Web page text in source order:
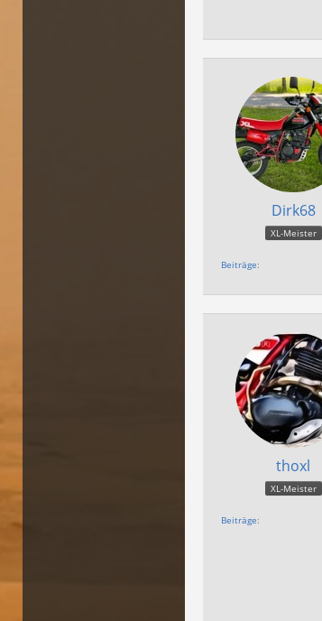
Dirk68
XL-Meister
Beiträge
thoxl
XL-Meister
Beiträge